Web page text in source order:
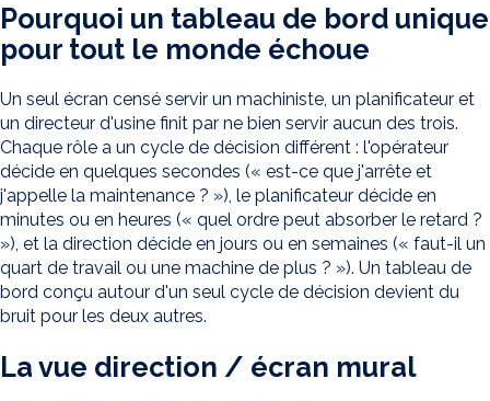
Pourquoi un tableau de bord unique
pour tout le monde échoue
Un seul écran censé servir un machiniste, un planificateur et
un directeur d'usine finit par ne bien servir aucun des trois.
Chaque rôle a un cycle de décision différent : l'opérateur
décide en quelques secondes (« est-ce que j'arrête et
j'appelle la maintenance ? »), le planificateur décide en
minutes ou en heures (« quel ordre peut absorber le retard ?
»), et la direction décide en jours ou en semaines (« faut-il un
quart de travail ou une machine de plus ? »). Un tableau de
bord conçu autour d'un seul cycle de décision devient du
bruit pour les deux autres.
La vue direction / écran mural